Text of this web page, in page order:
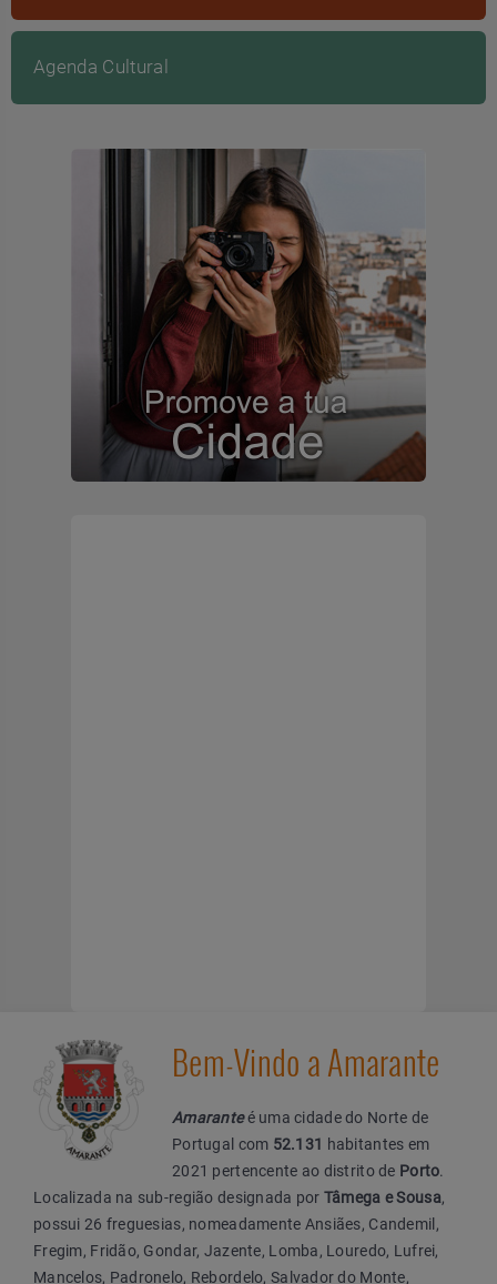
Agenda Cultural
Bem-Vindo a Amarante
Amaranteé uma cidade do Norte de
Portugal com 52.131 habitantes em
2021 pertencente ao distrito de Porto.
Localizada na sub-região designada por Tâmega e Sousa,
possui 26 freguesias, nomeadamente Ansiães, Candemil,
Fregim, Fridão, Gondar, Jazente, Lomba, Louredo, Lufrei,
Mancelos, Padronelo, Rebordelo, Salvador do Monte,